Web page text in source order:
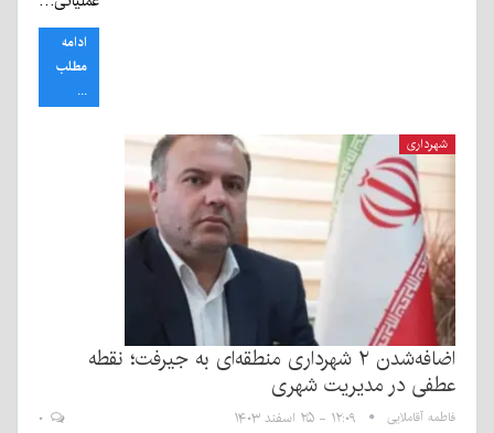
ادامه
مطلب
...
شهرداری
اضافه‌شدن ۲ شهرداری منطقه‌ای به جیرفت؛ نقطه
عطفی در مدیریت شهری
فاطمه آقاملایی ۱۲:۰۹ - ۲۵ اسفند ۱۴۰۳